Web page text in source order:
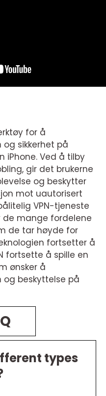
for å
sikkerhet på
iPhone. Ved å tilby
gir det brukerne
og beskytter
mot uautorisert
VPN-tjeneste
de mange fordelene
de tar høyde for
fortsetter å
fortsette å spille en
ønsker å
og beskyttelse på
types